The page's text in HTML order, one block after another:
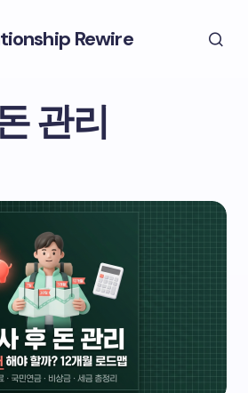
Rewire
관리